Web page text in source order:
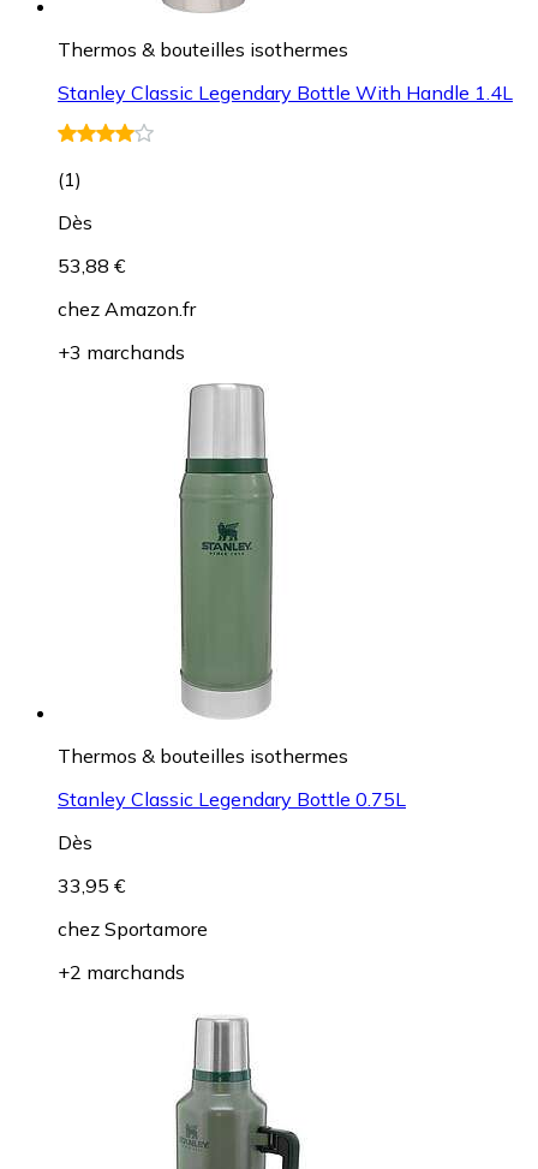
Thermos & bouteilles isothermes
Stanley Classic Legendary Bottle With Handle 1.4L
(1)
Dès
53,88 €
chez Amazon.fr
+3 marchands
Thermos & bouteilles isothermes
Stanley Classic Legendary Bottle 0.75L
Dès
33,95 €
chez Sportamore
+2 marchands